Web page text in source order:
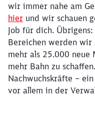
wir immer nahe am
hier und wir schauen
Job für dich.
Bereichen werden wir
mehr als 25.000 neue
mehr Bahn zu
Nachwuchskräfte –
vor allem in der